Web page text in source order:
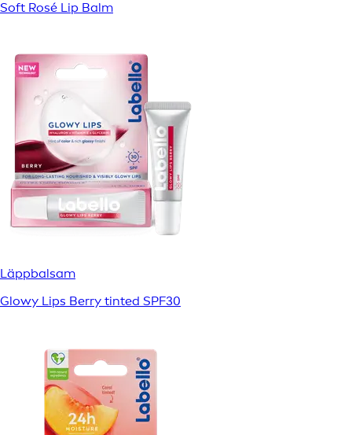
Soft Rosé Lip Balm
Läppbalsam
Glowy Lips Berry tinted SPF30